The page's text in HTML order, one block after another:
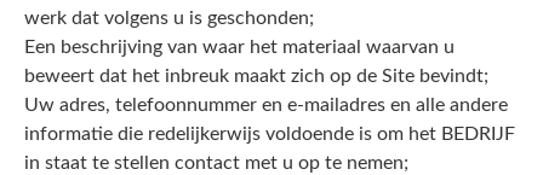
werk dat volgens u is geschonden;
Een beschrijving van waar het materiaal waarvan u
beweert dat het inbreuk maakt zich op de Site bevindt;
Uw adres, telefoonnummer en e-mailadres en alle andere
informatie die redelijkerwijs voldoende is om het BEDRIJF
in staat te stellen contact met u op te nemen;